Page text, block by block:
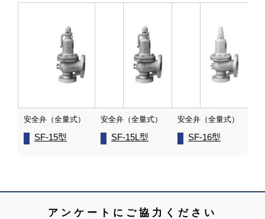
安全弁（全量式）
SF-15型
安全弁（全量式）
SF-15L型
安全弁（全量式）
SF-16型
アンケートにご協力ください